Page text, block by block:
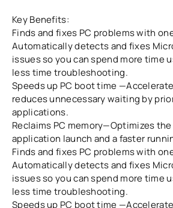
Key Benefits:
Finds and fixes PC problems with
Automatically detects and fixes
issues so you can spend more time
less time troubleshooting.
Speeds up PC boot time
reduces unnecessary waiting by
applications.
Reclaims PC memory—Optimizes
application launch and a faster
Finds and fixes PC problems with
Automatically detects and fixes
issues so you can spend more time
less time troubleshooting.
Speeds up PC boot time